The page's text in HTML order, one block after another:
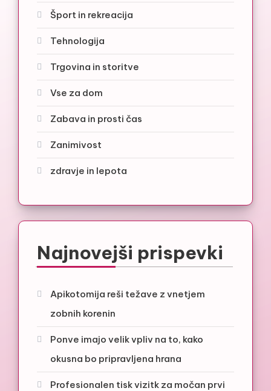
Šport in rekreacija
Tehnologija
Trgovina in storitve
Vse za dom
Zabava in prosti čas
Zanimivost
zdravje in lepota
Najnovejši prispevki
Apikotomija reši težave z vnetjem
zobnih korenin
Ponve imajo velik vpliv na to, kako
okusna bo pripravljena hrana
Profesionalen tisk vizitk za močan prvi